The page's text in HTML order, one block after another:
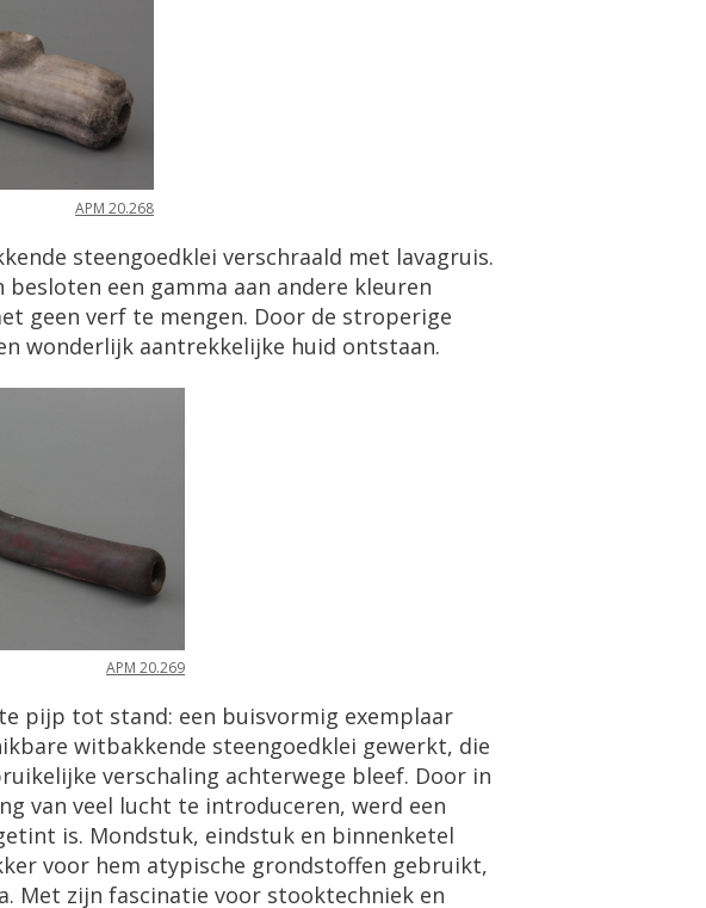
APM 20.268
steengoedklei verschraald met lavagruis.
een gamma aan andere kleuren
geen verf te mengen. Door de stroperige
wonderlijk aantrekkelijke huid ontstaan.
APM 20.269
pijp tot stand: een buisvormig exemplaar
witbakkende steengoedklei gewerkt, die
verschaling achterwege bleef. Door in
van veel lucht te introduceren, werd een
is. Mondstuk, eindstuk en binnenketel
voor hem atypische grondstoffen gebruikt,
Met zijn fascinatie voor stooktechniek en